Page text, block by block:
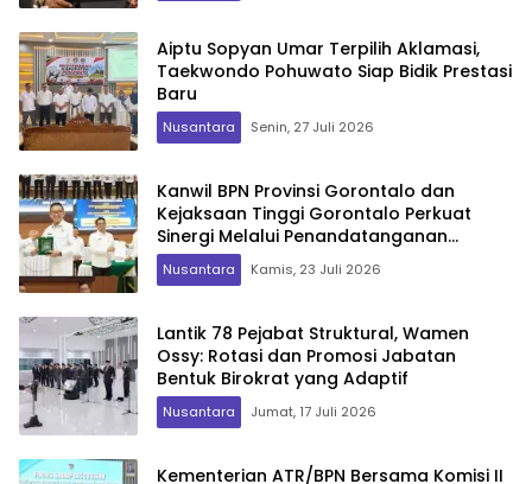
Aiptu Sopyan Umar Terpilih Aklamasi,
Taekwondo Pohuwato Siap Bidik Prestasi
Baru
Nusantara Senin, 27 Juli 2026
Kanwil BPN Provinsi Gorontalo dan
Kejaksaan Tinggi Gorontalo Perkuat
Sinergi Melalui Penandatanganan
Perjanjian Kerja Sama
Nusantara Kamis, 23 Juli 2026
Lantik 78 Pejabat Struktural, Wamen
Ossy: Rotasi dan Promosi Jabatan
Bentuk Birokrat yang Adaptif
Nusantara Jumat, 17 Juli 2026
Kementerian ATR/BPN Bersama Komisi II